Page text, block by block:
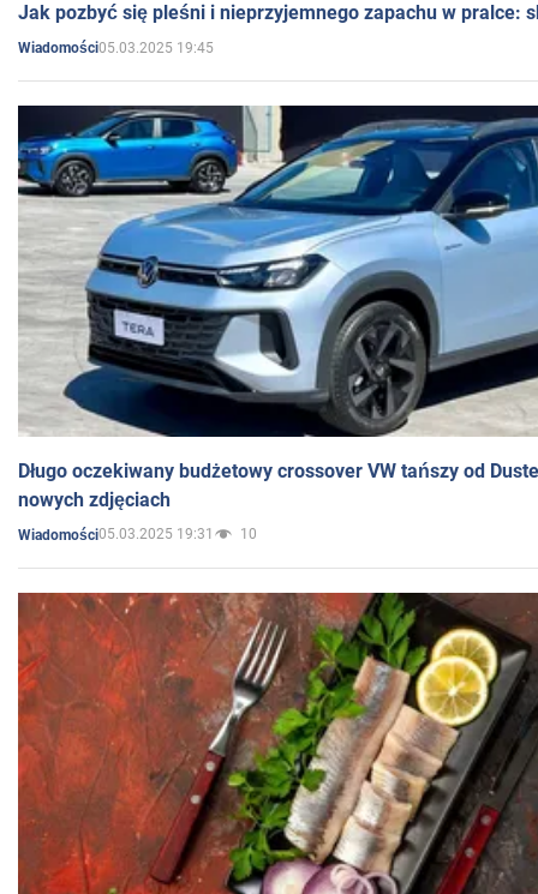
Jak pozbyć się pleśni i nieprzyjemnego zapachu w pralce:
Wiadomości05.03.2025 19:45
Długo oczekiwany budżetowy crossover VW tańszy od
nowych zdjęciach
Wiadomości05.03.2025 19:31 10